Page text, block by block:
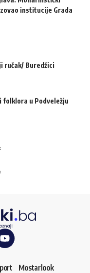
institucije Grada
ručak/ Buredžici
folklora u Podveležju
Mostarlook